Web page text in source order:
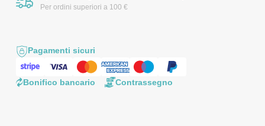
Per ordini superiori a 100 €
Pagamenti sicuri
Bonifico bancario Contrassegno